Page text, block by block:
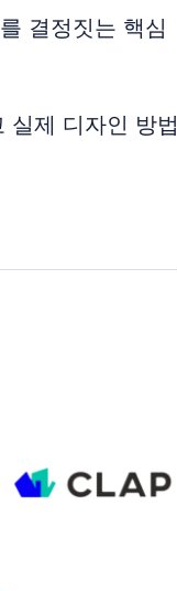
결정짓는 핵심
실제 디자인 방법